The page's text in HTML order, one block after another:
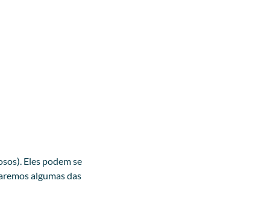
Eles podem se
algumas das